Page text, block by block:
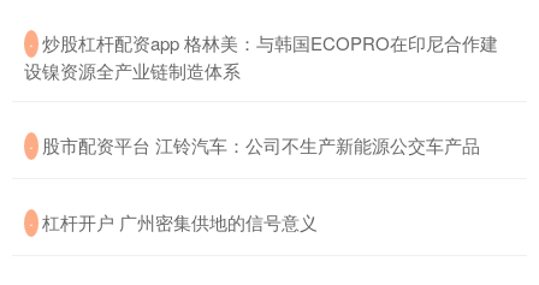
· ​炒股杠杆配资app 格林美：与韩国ECOPRO在印尼合作建
设镍资源全产业链制造体系
· ​股市配资平台 江铃汽车：公司不生产新能源公交车产品
· ​杠杆开户 广州密集供地的信号意义